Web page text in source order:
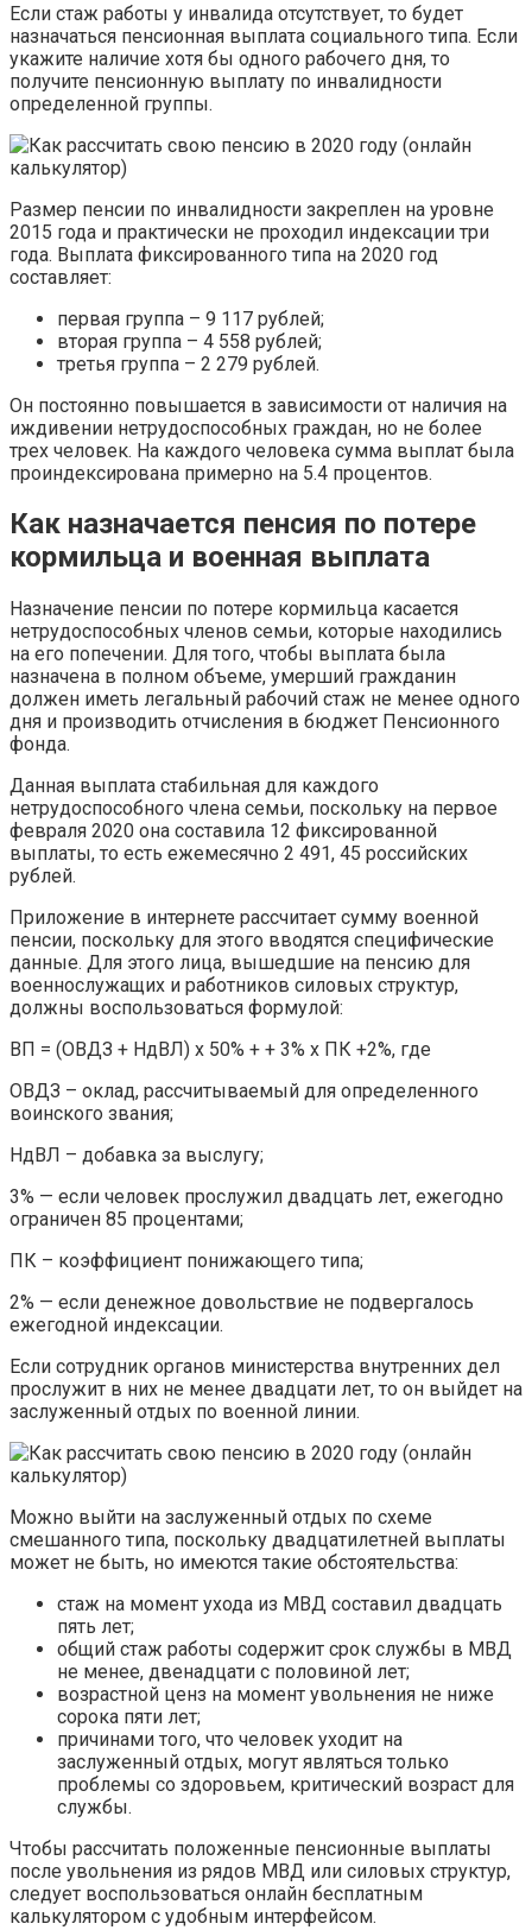
Если стаж работы у инвалида отсутствует, то будет
назначаться пенсионная выплата социального типа. Если
укажите наличие хотя бы одного рабочего дня, то
получите пенсионную выплату по инвалидности
определенной группы.
Размер пенсии по инвалидности закреплен на уровне
2015 года и практически не проходил индексации три
года. Выплата фиксированного типа на 2020 год
составляет:
первая группа – 9 117 рублей;
вторая группа – 4 558 рублей;
третья группа – 2 279 рублей.
Он постоянно повышается в зависимости от наличия на
иждивении нетрудоспособных граждан, но не более
трех человек. На каждого человека сумма выплат была
проиндексирована примерно на 5.4 процентов.
Как назначается пенсия по потере
кормильца и военная выплата
Назначение пенсии по потере кормильца касается
нетрудоспособных членов семьи, которые находились
на его попечении. Для того, чтобы выплата была
назначена в полном объеме, умерший гражданин
должен иметь легальный рабочий стаж не менее одного
дня и производить отчисления в бюджет Пенсионного
фонда.
Данная выплата стабильная для каждого
нетрудоспособного члена семьи, поскольку на первое
февраля 2020 она составила 12 фиксированной
выплаты, то есть ежемесячно 2 491, 45 российских
рублей.
Приложение в интернете рассчитает сумму военной
пенсии, поскольку для этого вводятся специфические
данные. Для этого лица, вышедшие на пенсию для
военнослужащих и работников силовых структур,
должны воспользоваться формулой:
ВП = (ОВДЗ + НдВЛ) х 50% + + 3% х ПК +2%, где
ОВДЗ – оклад, рассчитываемый для определенного
воинского звания;
НдВЛ – добавка за выслугу;
3% — если человек прослужил двадцать лет, ежегодно
ограничен 85 процентами;
ПК – коэффициент понижающего типа;
2% — если денежное довольствие не подвергалось
ежегодной индексации.
Если сотрудник органов министерства внутренних дел
прослужит в них не менее двадцати лет, то он выйдет на
заслуженный отдых по военной линии.
Можно выйти на заслуженный отдых по схеме
смешанного типа, поскольку двадцатилетней выплаты
может не быть, но имеются такие обстоятельства:
стаж на момент ухода из МВД составил двадцать
пять лет;
общий стаж работы содержит срок службы в МВД
не менее, двенадцати с половиной лет;
возрастной ценз на момент увольнения не ниже
сорока пяти лет;
причинами того, что человек уходит на
заслуженный отдых, могут являться только
проблемы со здоровьем, критический возраст для
службы.
Чтобы рассчитать положенные пенсионные выплаты
после увольнения из рядов МВД или силовых структур,
следует воспользоваться онлайн бесплатным
калькулятором с удобным интерфейсом.